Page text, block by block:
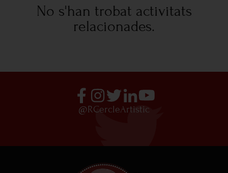
No s'han trobat activitats
relacionades.
@RCercleArtistic